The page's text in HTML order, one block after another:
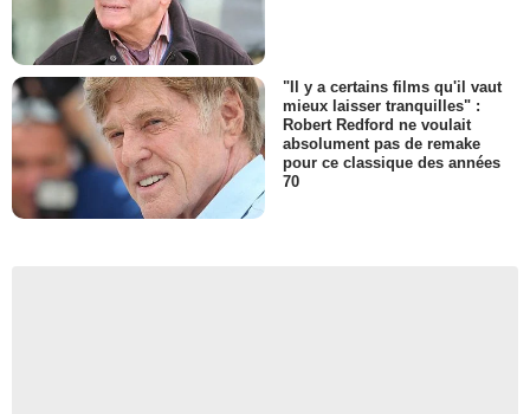
"Il y a certains films qu'il vaut
mieux laisser tranquilles" :
Robert Redford ne voulait
absolument pas de remake
pour ce classique des années
70